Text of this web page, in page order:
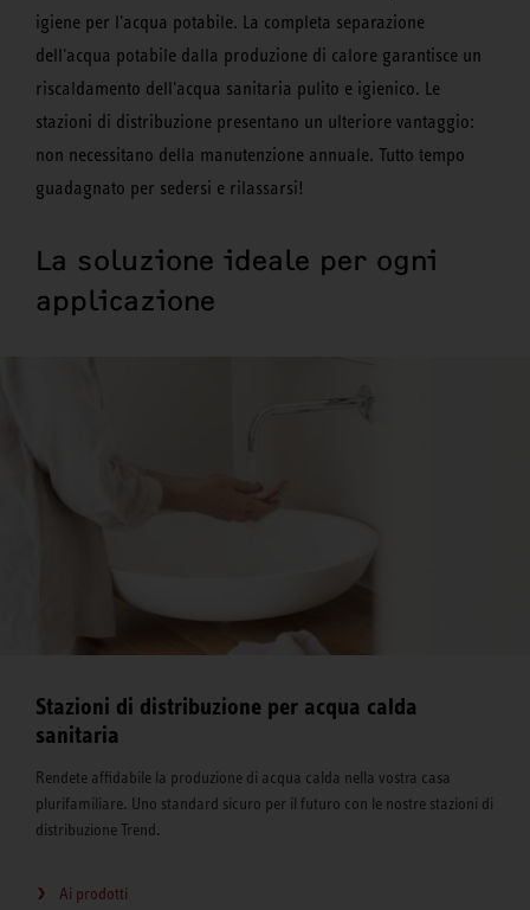
igiene per l'acqua potabile. La completa separazione
dell'acqua potabile dalla produzione di calore garantisce un
riscaldamento dell'acqua sanitaria pulito e igienico. Le
stazioni di distribuzione presentano un ulteriore vantaggio:
non necessitano della manutenzione annuale. Tutto tempo
guadagnato per sedersi e rilassarsi!
La soluzione ideale per ogni
applicazione
Stazioni di distribuzione per acqua calda
sanitaria
Rendete affidabile la produzione di acqua calda nella vostra casa
plurifamiliare. Uno standard sicuro per il futuro con le nostre stazioni di
distribuzione Trend.
Ai prodotti